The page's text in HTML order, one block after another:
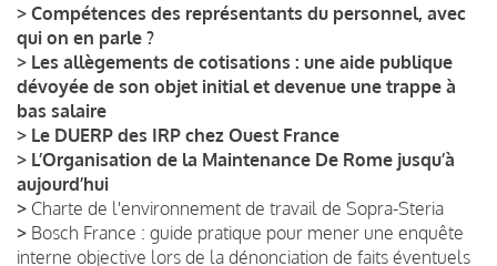
> Compétences des représentants du personnel, avec
qui on en parle ?
> Les allègements de cotisations : une aide publique
dévoyée de son objet initial et devenue une trappe à
bas salaire
> Le DUERP des IRP chez Ouest France
> L’Organisation de la Maintenance De Rome jusqu’à
aujourd’hui
> Charte de l'environnement de travail de Sopra-Steria
> Bosch France : guide pratique pour mener une enquête
interne objective lors de la dénonciation de faits éventuels